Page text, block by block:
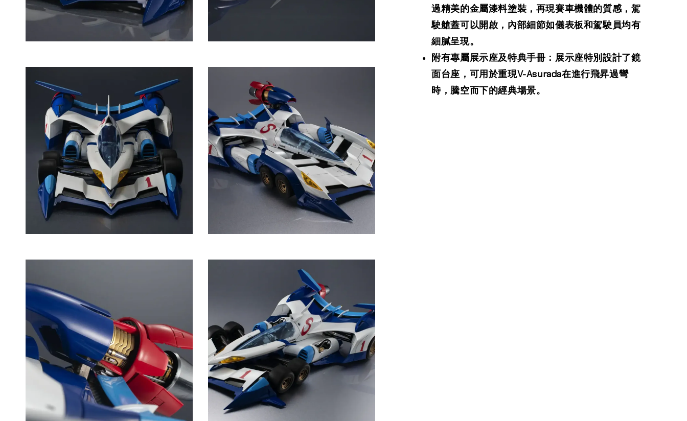
過精美的金屬漆料塗裝，再現賽車機體的質感，駕
駛艙蓋可以開啟，內部細節如儀表板和駕駛員均有
細膩呈現。
附有專屬展示座及特典手冊：展示座特別設計了鏡
面台座，可用於重現V-Asurada在進行飛昇過彎
時，騰空而下的經典場景。